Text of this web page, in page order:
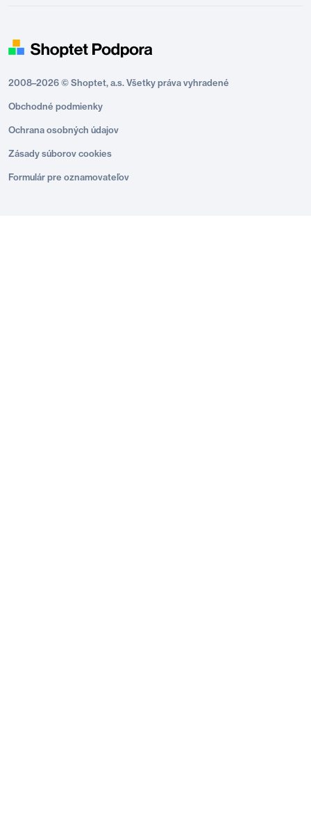
2008–2026 © Shoptet, a.s. Všetky práva vyhradené
Obchodné podmienky
Ochrana osobných údajov
Zásady súborov cookies
Formulár pre oznamovateľov